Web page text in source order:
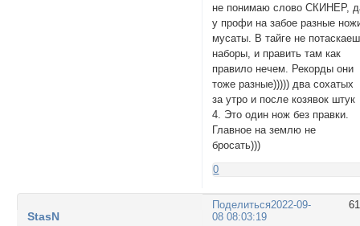
не понимаю слово СКИНЕР,
у профи на забое разные
мусаты. В тайге не
наборы, и править там как
правило нечем. Рекорды они
тоже разные))))) два сохатых
за утро и после козявок штук
4. Это один нож без правки.
Главное на землю не
бросать)))
0
Поделиться2022-09-
08 08:03:19
StasN